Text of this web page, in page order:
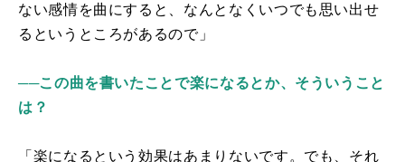
ない感情を曲にすると、なんとなくいつでも思い出せ
るというところがあるので」
──この曲を書いたことで楽になるとか、そういうこと
は？
「楽になるという効果はあまりないです。でも、それ